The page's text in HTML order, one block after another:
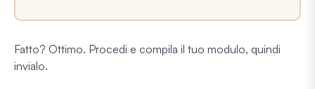
Fatto? Ottimo. Procedi e compila il tuo modulo, quindi
invialo.